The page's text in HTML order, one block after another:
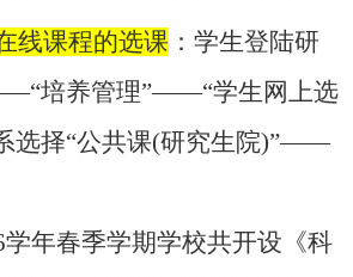
线课程的选课 ：学生登陆研
培养管理”——“学生网上选
择“公共课(研究生院)”——
学年春季学期学校共开设《科